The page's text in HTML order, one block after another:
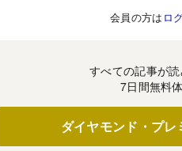
会員の方は ロ
すべての記事が読
7日間無料
ダイヤモンド・プ